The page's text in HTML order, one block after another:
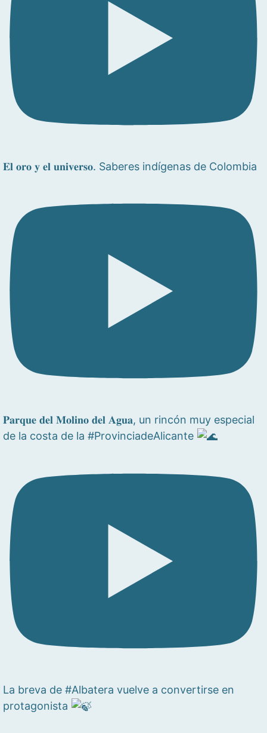
𝐄𝐥 𝐨𝐫𝐨 𝐲 𝐞𝐥 𝐮𝐧𝐢𝐯𝐞𝐫𝐬𝐨. Saberes indígenas de Colombia
𝐏𝐚𝐫𝐪𝐮𝐞 𝐝𝐞𝐥 𝐌𝐨𝐥𝐢𝐧𝐨 𝐝𝐞𝐥 𝐀𝐠𝐮𝐚, un rincón muy especial
de la costa de la #ProvinciadeAlicante
La breva de #Albatera vuelve a convertirse en
protagonista